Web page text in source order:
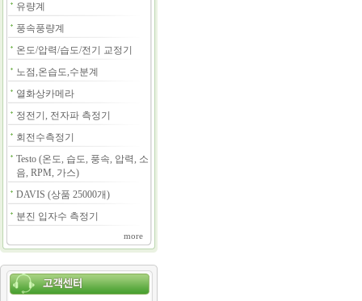
유량계
풍속풍량계
온도/압력/습도/전기 교정기
노점,온습도,수분계
열화상카메라
정전기, 전자파 측정기
회전수측정기
Testo (온도, 습도, 풍속, 압력, 소
음, RPM, 가스)
DAVIS (상품 25000개)
분진 입자수 측정기
more